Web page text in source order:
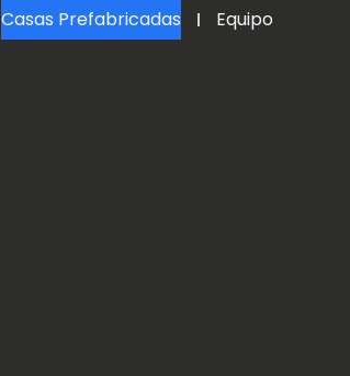
Casas Prefabricadas Equipo